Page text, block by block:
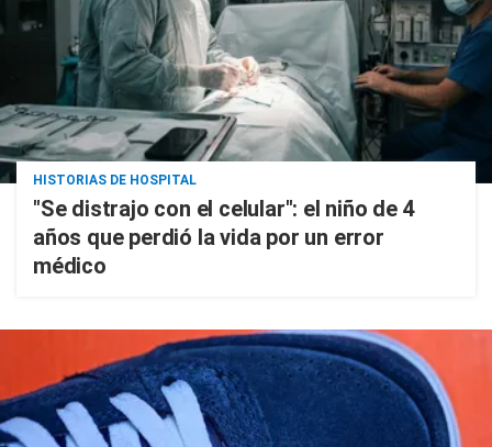
HISTORIAS DE HOSPITAL
"Se distrajo con el celular": el niño de 4
años que perdió la vida por un error
médico